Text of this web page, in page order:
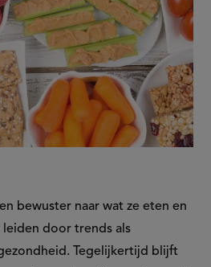
bewuster naar wat ze eten en
leiden door trends als
Tegelijkertijd blijft